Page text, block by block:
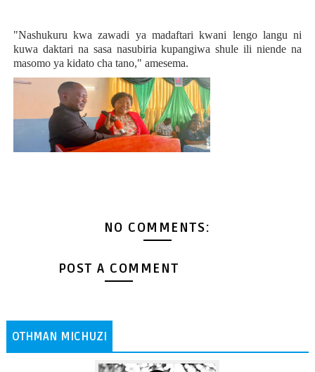
"Nashukuru kwa zawadi ya madaftari kwani lengo langu ni
kuwa daktari na sasa nasubiria kupangiwa shule ili niende na
masomo ya kidato cha tano," amesema.
NO COMMENTS:
POST A COMMENT
OTHMAN MICHUZI